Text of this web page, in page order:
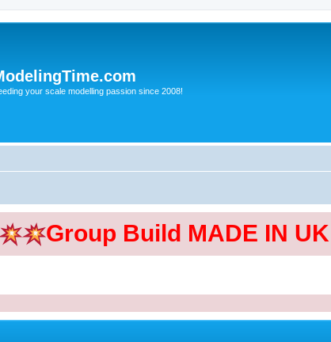
your scale modelling passion since 2008!
Group Build MADE IN